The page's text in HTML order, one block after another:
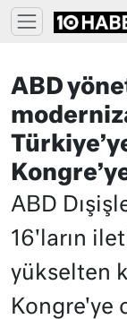
ABD
ABD
16'ların
yükselten
Kongre'ye